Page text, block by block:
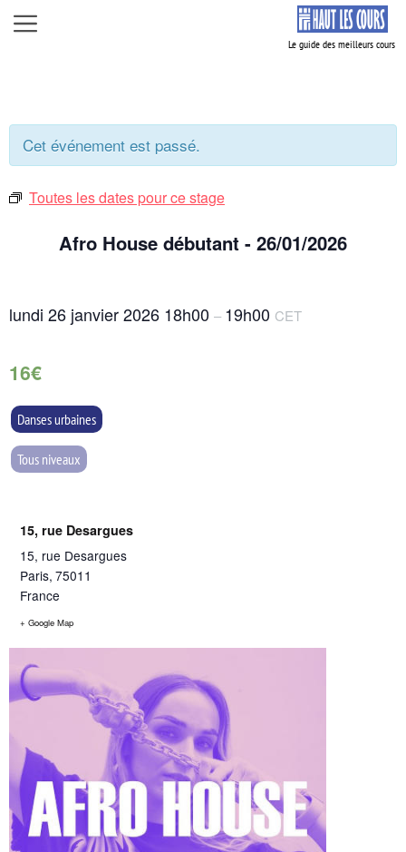
Aller
au
Menu
Cet événement est passé.
Toutes les dates pour ce stage
Afro House débutant - 26/01/2026
lundi 26 janvier 2026 18h00 – 19h00 CET
16€
Danses urbaines
Tous niveaux
15, rue Desargues
15, rue Desargues
Paris, 75011
France
+ Google Map